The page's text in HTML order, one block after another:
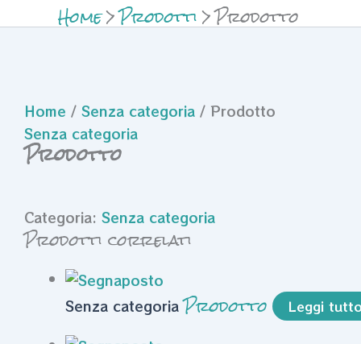
Home Prodotti Prodotto
Home / Senza categoria / Prodotto
Senza categoria
Prodotto
Categoria: Senza categoria
Prodotti correlati
Senza categoriaProdotto Leggi tutto